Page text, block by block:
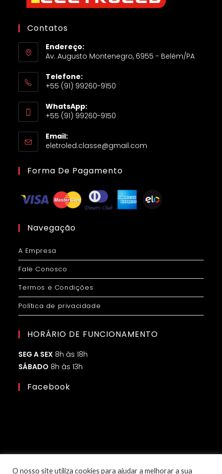
Contatos
Endereço:
Av. Augusto Montenegro, 6955 - Belém/PA
Telefone:
+55 (91) 99260-9150
WhatsApp:
+55 (91) 99260-9150
Email:
eletroled.classe@gmail.com
Forma De Pagamento
Navegação
A Empresa
Fale Conosco
Termos e Condições
Política de privacidade
HORÁRIO DE FUNCIONAMENTO
SEG A SEX 8h às 18h
SÁBADO 8h às 13h
Facebook
O nosso site utiliza cookies para ajudar a melhorar a sua